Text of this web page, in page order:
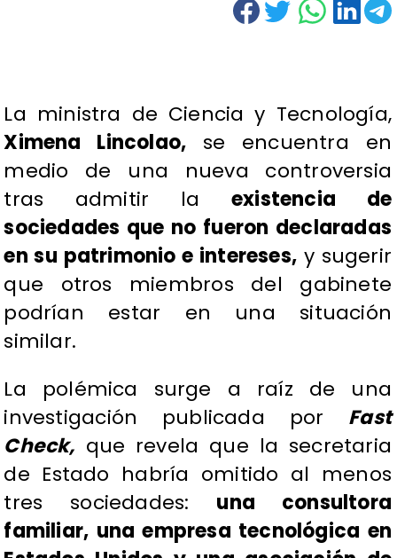
La ministra de Ciencia y Tecnología,
Ximena Lincolao, se encuentra en
medio de una nueva controversia
tras admitir la existencia de
sociedades que no fueron declaradas
en su patrimonio e intereses, y sugerir
que otros miembros del gabinete
podrían estar en una situación
similar.
La polémica surge a raíz de una
investigación publicada por Fast
Check, que revela que la secretaria
de Estado habría omitido al menos
tres sociedades: una consultora
familiar, una empresa tecnológica en